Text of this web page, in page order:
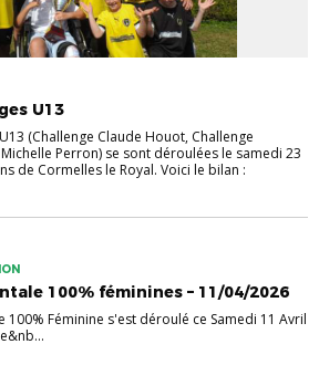
U13
(Challenge Claude Houot, Challenge
Perron) se sont déroulées le samedi 23
de Cormelles le Royal. Voici le bilan :
100% féminines – 11/04/2026
Féminine s'est déroulé ce Samedi 11 Avril